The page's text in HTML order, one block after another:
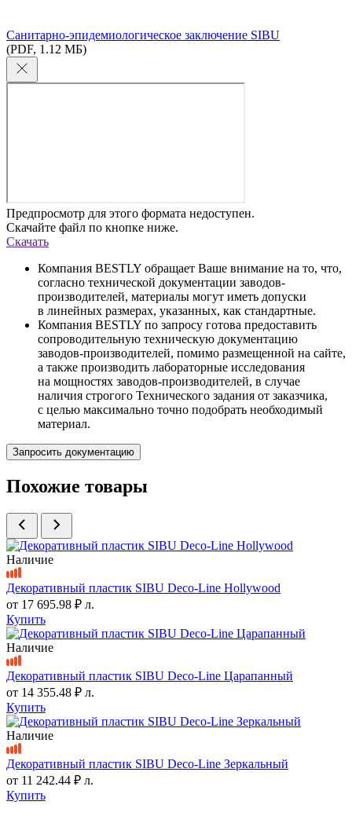
Cанитарно-эпидемиологическое заключение SIBU
(PDF, 1.12 МБ)
Предпросмотр для этого формата недоступен.
Скачайте файл по кнопке ниже.
Скачать
Компания BESTLY обращает Ваше внимание на то, что,
согласно технической документации заводов-
производителей, материалы могут иметь допуски
в линейных размерах, указанных, как стандартные.
Компания BESTLY по запросу готова предоставить
сопроводительную техническую документацию
заводов-производителей, помимо размещенной на сайте,
а также производить лабораторные исследования
на мощностях заводов-производителей, в случае
наличия строгого Технического задания от заказчика,
с целью максимально точно подобрать необходимый
материал.
Запросить документацию
Похожие товары
Наличие
Декоративный пластик SIBU Deco-Line Hollywood
от 17 695.98 ₽ л.
Купить
Наличие
Декоративный пластик SIBU Deco-Line Царапанный
от 14 355.48 ₽ л.
Купить
Наличие
Декоративный пластик SIBU Deco-Line Зеркальный
от 11 242.44 ₽ л.
Купить